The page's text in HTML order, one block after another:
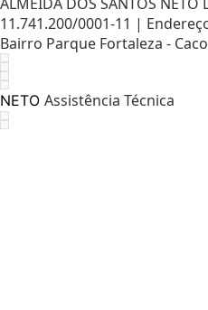
11.741.200/0001-11 |
Bairro Parque Fortaleza -
NETO Assistência Técnica